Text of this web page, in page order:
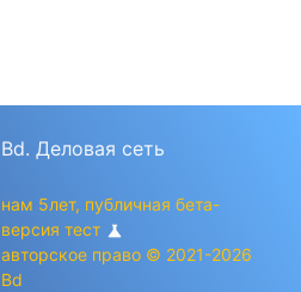
Bd. Деловая сеть
нам 5лет, публичная бета-
версия тест science
авторское право © 2021-2026
Bd